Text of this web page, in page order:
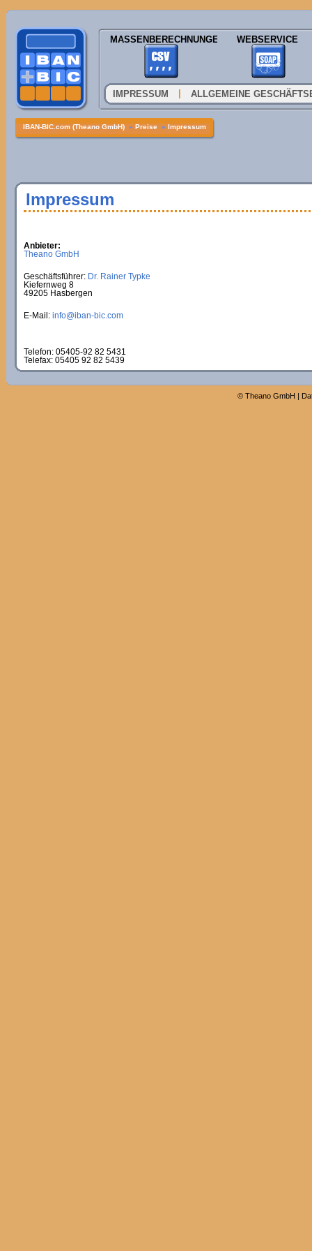
MASSENBERECHNUNGEN WEBSERVICE
IMPRESSUM ALLGEMEINE
IBAN-BIC.com (Theano GmbH) » Preise » Impressum
Impressum
Anbieter:
Theano GmbH
Geschäftsführer: Dr. Rainer Typke
Kiefernweg 8
49205 Hasbergen
E-Mail: info@iban-bic.com
Telefon: 05405-92 82 5431
Telefax: 05405 92 82 5439
© Theano GmbH |